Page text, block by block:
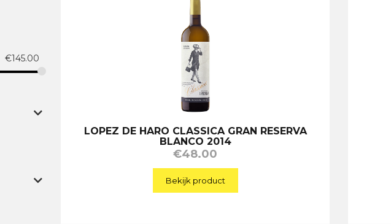
€145.00
LOPEZ DE HARO CLASSICA GRAN RESERVA
BLANCO 2014
€48.00
Bekijk product